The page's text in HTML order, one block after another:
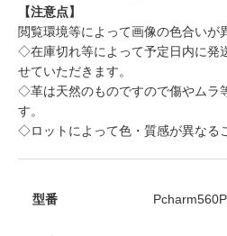
【注意点】
閲覧環境等によって画像の色合いが
◇在庫切れ等によって予定日内に発
せていただきます。
◇革は天然のものですので傷やムラ
す。
◇ロットによって色・質感が異なる
型番